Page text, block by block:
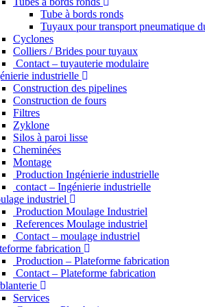
Tube à bords ronds
Tuyaux pour transport pneumatique
Cyclones
Colliers / Brides pour tuyaux
Contact – tuyauterie modulaire
industrielle
Construction des pipelines
Construction de fours
Filtres
Zyklone
Silos à paroi lisse
Cheminées
Montage
Production Ingénierie industrielle
contact – Ingénierie industrielle
industriel
Production Moulage Industriel
References Moulage industriel
Contact – moulage industriel
fabrication
Production – Plateforme fabrication
Contact – Plateforme fabrication
Services